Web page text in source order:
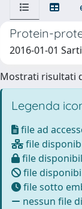
Protein-
2016-01-01
Mostrati risultati
Legenda
file ad
file
file
file
file sotto
nessun file